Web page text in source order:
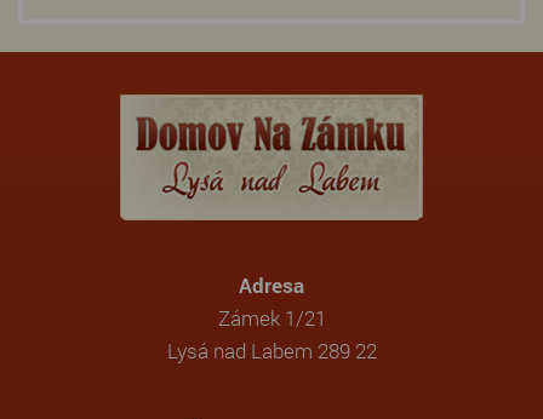
Adresa
Zámek 1/21
Lysá nad Labem 289 22